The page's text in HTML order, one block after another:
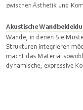
zwischen Ästhetik und
Akustische
Wände, in denen Sie
Strukturen integrieren
macht das Material
dynamische, expressive